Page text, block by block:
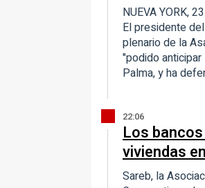
NUEVA YORK,
El presidente
plenario de la
"podido
Palma, y ha
22:06
Los
viviendas
Sareb, la